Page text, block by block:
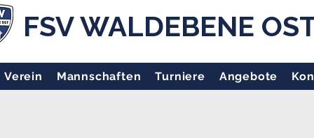
FSV WALDEBENE
Verein Mannschaften Turniere Angebote